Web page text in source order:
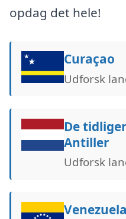
opdag det hele!
Curaçao
Udforsk
De
Antiller
Udforsk
Venezuela